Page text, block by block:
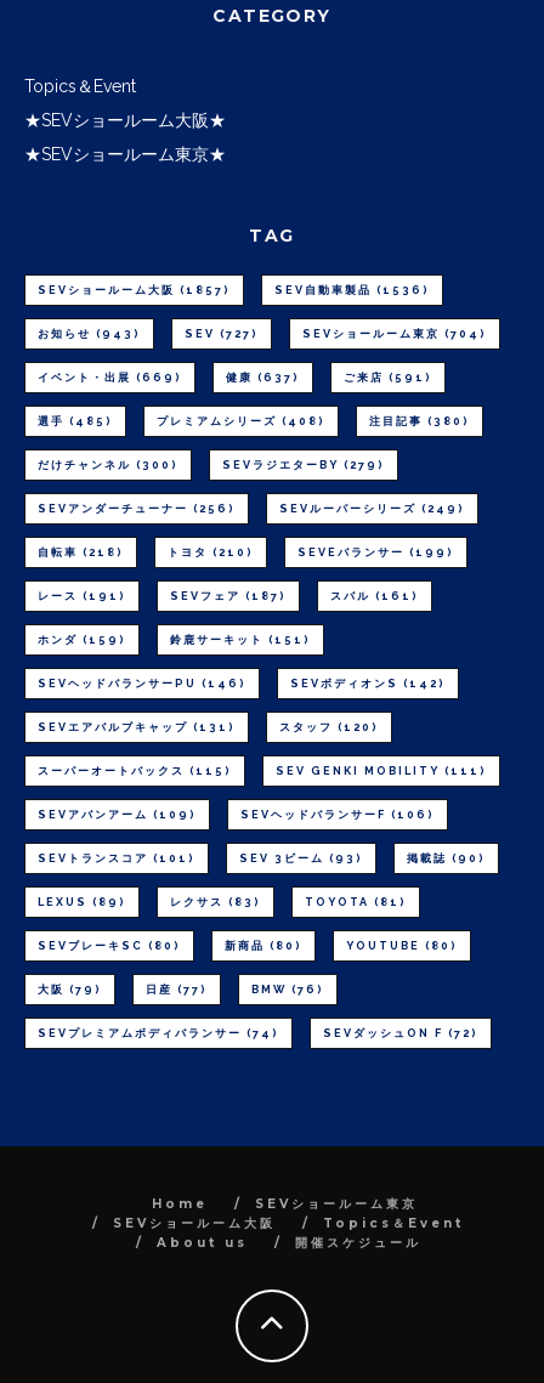
CATEGORY
Topics＆Event
★SEVショールーム大阪★
★SEVショールーム東京★
TAG
SEVショールーム大阪 (1857) SEV自動車製品 (1536)
お知らせ (943) SEV (727) SEVショールーム東京 (704)
イベント・出展 (669) 健康 (637) ご来店 (591)
選手 (485) プレミアムシリーズ (408) 注目記事 (380)
だけチャンネル (300) SEVラジエターBY (279)
SEVアンダーチューナー (256) SEVルーパーシリーズ (249)
自転車 (218) トヨタ (210) SEVEバランサー (199)
レース (191) SEVフェア (187) スバル (161)
ホンダ (159) 鈴鹿サーキット (151)
SEVヘッドバランサーPU (146) SEVボディオンS (142)
SEVエアバルブキャップ (131) スタッフ (120)
スーパーオートバックス (115) SEV GENKI MOBILITY (111)
SEVアバンアーム (109) SEVヘッドバランサーF (106)
SEVトランスコア (101) SEV 3ビーム (93) 掲載誌 (90)
LEXUS (89) レクサス (83) TOYOTA (81)
SEVブレーキSC (80) 新商品 (80) YOUTUBE (80)
大阪 (79) 日産 (77) BMW (76)
SEVプレミアムボディバランサー (74) SEVダッシュON F (72)
Home
SEVショールーム東京
SEVショールーム大阪
Topics＆Event
About us
開催スケジュール